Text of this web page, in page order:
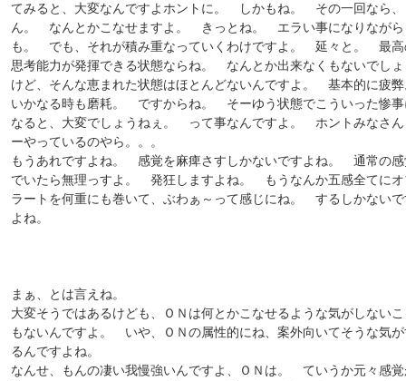
てみると、大変なんですよホントに。 しかもね。 その一回なら、
ん。 なんとかこなせますよ。 きっとね。 エラい事になりながら
も。 でも、それが積み重なっていくわけですよ。 延々と。 最高
思考能力が発揮できる状態ならね。 なんとか出来なくもないでし
けど、そんな恵まれた状態はほとんどないんですよ。 基本的に疲
いかなる時も磨耗。 ですからね。 そーゆう状態でこういった惨事
なると、大変でしょうねぇ。 って事なんですよ。 ホントみなさん
ーやっているのやら。。。
もうあれですよね。 感覚を麻痺さすしかないですよね。 通常の感
でいたら無理っすよ。 発狂しますよね。 もうなんか五感全てにオ
ラートを何重にも巻いて、ぶわぁ～って感じにね。 するしかない
よね。
まぁ、とは言えね。
大変そうではあるけども、ＯＮは何とかこなせるような気がしない
もないんですよ。 いや、ＯＮの属性的にね、案外向いてそうな気
るんですよね。
なんせ、もんの凄い我慢強いんですよ、ＯＮは。 ていうか元々感